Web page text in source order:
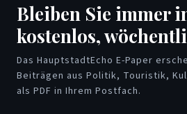
Bleiben Sie immer
kostenlos,
Das HauptstadtEcho E-Paper
Beiträgen aus Politik, Touristik,
als PDF in Ihrem Postfach.